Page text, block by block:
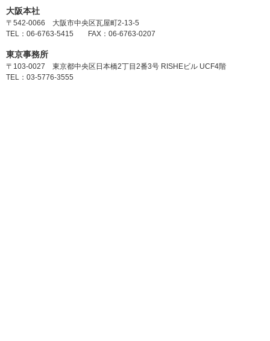
大阪本社
〒542-0066 大阪市中央区瓦屋町2-13-5
TEL：06-6763-5415 FAX：06-6763-0207
東京事務所
〒103-0027 東京都中央区日本橋2丁目2番3号 RISHEビル UCF4階
TEL：03-5776-3555